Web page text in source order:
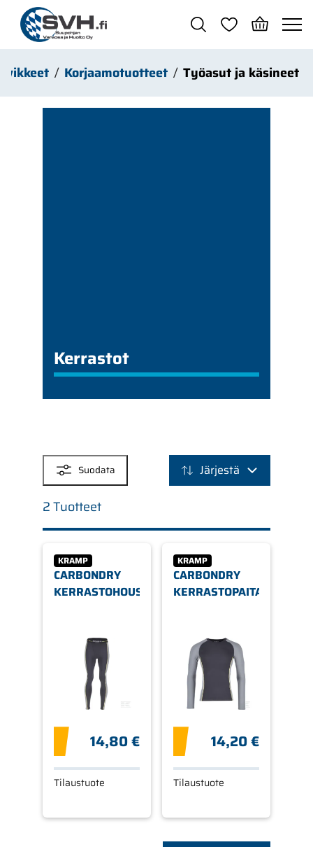
Siirry pääsisältöön
Korjaamotuotteet Työasut ja käsineet
Kerrastot
Suodata Järjestä
2 Tuotteet
KRAMP
CARBONDRY
KERRASTOHOUSUT
14,80 €
Tilaustuote
KRAMP
CARBONDRY
KERRASTOPAITA
14,20 €
Tilaustuote